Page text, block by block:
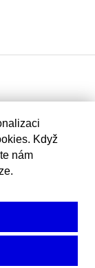
Když
nám